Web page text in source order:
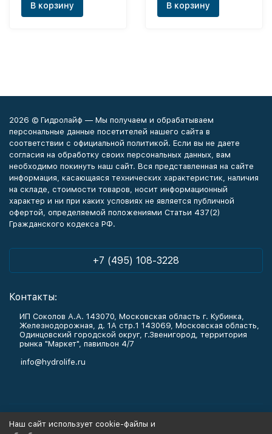
В корзину В корзину
2026 © Гидролайф — Мы получаем и обрабатываем
персональные данные посетителей нашего сайта в
соответствии с официальной политикой. Если вы не даете
согласия на обработку своих персональных данных, вам
необходимо покинуть наш сайт. Вся представленная на сайте
информация, касающаяся технических характеристик, наличия
на складе, стоимости товаров, носит информационный
характер и ни при каких условиях не является публичной
офертой, определяемой положениями Статьи 437(2)
Гражданского кодекса РФ.
+7 (495) 108-3228
Контакты:
ИП Соколов А.А. 143070, Московская область г. Кубинка,
Железнодорожная, д. 1А стр.1 143069, Московская область,
Одинцовский городской округ, г.Звенигород, территория
рынка "Маркет", павильон 4/7
info@hydrolife.ru
Наш сайт использует cookie-файлы и